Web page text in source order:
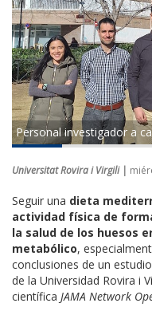
Personal investigador a
Universitat Rovira i Virgili |
Seguir una dieta
actividad física de
la salud de los huesos
metabólico,
conclusiones de un
de la Universidad Rovira i
científica JAMA Network